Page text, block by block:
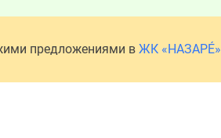
предложениями в ЖК «НАЗАРÉ»